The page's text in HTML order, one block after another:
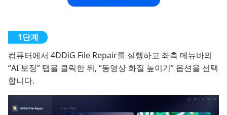
컴퓨터에서 4DDiG File Repair를 실행하고 좌측 메뉴바의
“AI 보정” 탭을 클릭한 뒤, “동영상 화질 높이기” 옵션을 선택
합니다.